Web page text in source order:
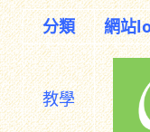
分類 網站
教學